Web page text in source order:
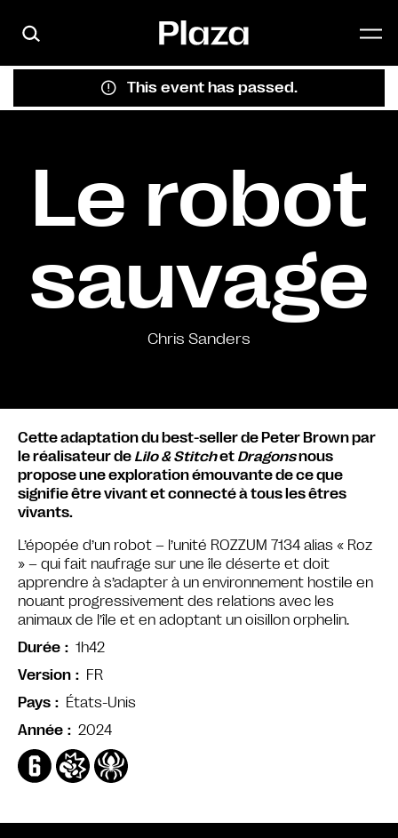
This event has passed.
Le robot
sauvage
Chris Sanders
Cette adaptation du best-seller de Peter Brown par
le réalisateur de Lilo & Stitchet Dragonsnous
propose une exploration émouvante de ce que
signifie être vivant et connecté à tous les êtres
vivants.
L’épopée d’un robot – l’unité ROZZUM 7134 alias « Roz
» – qui fait naufrage sur une île déserte et doit
apprendre à s’adapter à un environnement hostile en
nouant progressivement des relations avec les
animaux de l’île et en adoptant un oisillon orphelin.
Durée
1h42
Version
FR
Pays
États-Unis
Année
2024